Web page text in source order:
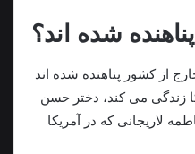
شده اند؟
از کشور پناهنده شده اند
زندگی می کند، دختر حسن
لاریجانی که در آمریکا